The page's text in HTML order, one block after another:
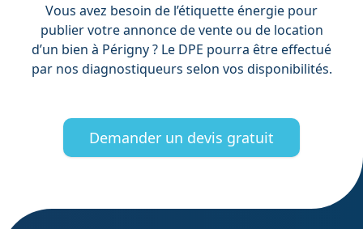
Vous avez besoin de l’étiquette énergie pour
publier votre annonce de vente ou de location
d’un bien à Périgny ? Le DPE pourra être effectué
par nos diagnostiqueurs selon vos disponibilités.
Demander un devis gratuit